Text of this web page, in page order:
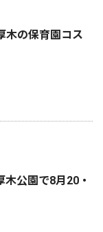
の保育園コス
公園で8月20・